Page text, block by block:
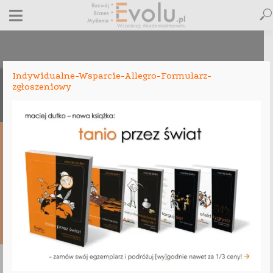
Indywidualne-Wsparcie-Allegro-
Formularz-zgłoszeniowy
28 sierpnia 2012 Dodaj komentarz Maciej Dutko 1 minut czytania
DODAJ
KOMENTARZ
Indywidualne-Wsparcie-Allegro-Formularz-
zgłoszeniowy